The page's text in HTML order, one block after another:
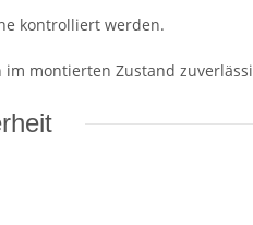
kontrolliert werden.
im montierten Zustand